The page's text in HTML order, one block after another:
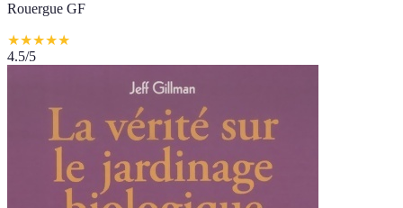
Rouergue GF
★★★★★
4.5/5